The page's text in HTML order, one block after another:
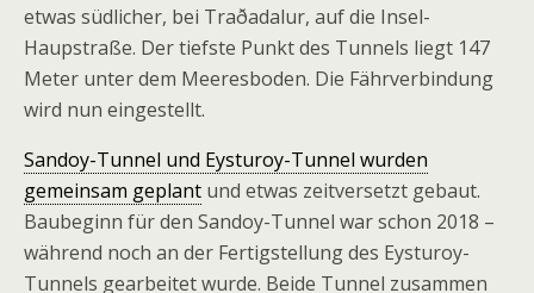
etwas südlicher, bei Traðadalur, auf die Insel-
Haupstraße. Der tiefste Punkt des Tunnels liegt 147
Meter unter dem Meeresboden. Die Fährverbindung
wird nun eingestellt.
Sandoy-Tunnel und Eysturoy-Tunnel wurden
gemeinsam geplant und etwas zeitversetzt gebaut.
Baubeginn für den Sandoy-Tunnel war schon 2018 –
während noch an der Fertigstellung des Eysturoy-
Tunnels gearbeitet wurde. Beide Tunnel zusammen